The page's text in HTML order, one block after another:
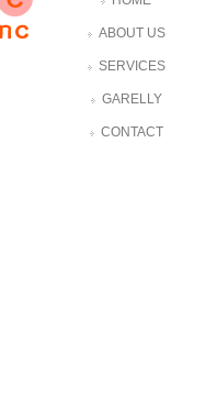
ABOUT US
SERVICES
GARELLY
CONTACT